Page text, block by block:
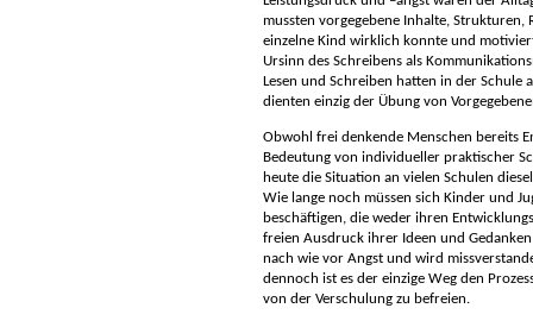
mussten vorgegebene Inhalte, Strukturen,
einzelne Kind wirklich konnte und
Ursinn des Schreibens als
Lesen und Schreiben hatten in der Schule
dienten einzig der Übung von
Obwohl frei denkende Menschen bereits
Bedeutung von individueller praktischer
heute die Situation an vielen Schulen
Wie lange noch müssen sich Kinder und
beschäftigen, die weder ihren
freien Ausdruck ihrer Ideen und Gedanken
nach wie vor Angst und wird
dennoch ist es der einzige Weg den
von der Verschulung zu befreien.